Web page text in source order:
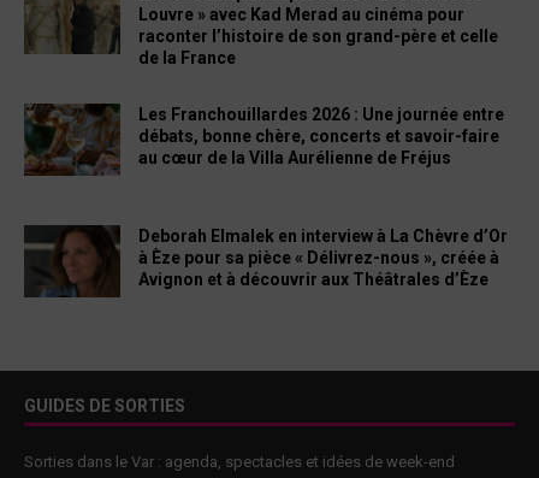
Louvre » avec Kad Merad au cinéma pour
raconter l’histoire de son grand-père et celle
de la France
Les Franchouillardes 2026 : Une journée entre
débats, bonne chère, concerts et savoir-faire
au cœur de la Villa Aurélienne de Fréjus
Deborah Elmalek en interview à La Chèvre d’Or
à Èze pour sa pièce « Délivrez-nous », créée à
Avignon et à découvrir aux Théâtrales d’Èze
GUIDES DE SORTIES
Sorties dans le Var : agenda, spectacles et idées de week-end